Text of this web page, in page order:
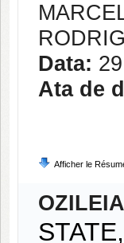
Data:
Ata de
Afficher le